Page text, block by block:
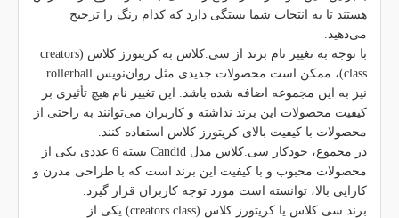
هستند تا به انتخاب شما بستگی دارد که کدام رنگ را ترجیح
می‌دهید.
با توجه به تغییر نام برند از سی.کلاس به کریتورز کلاس (creators
class)، ممکن است محصولات جدیدی مثل روان‌نویس rollerball
نیز به این مجموعه اضافه شده باشد. این تغییر نام هیچ تأثیری بر
کیفیت محصولات این برند نداشته و کاربران می‌توانند به راحتی از
محصولات با کیفیت بالای کریتورز کلاس استفاده کنند.
در مجموع، خودکار سی.کلاس مدل Candid بسته 6 عددی یکی از
محصولات محبوب و با کیفیت این برند است که با طراحی مدرن و
کارایی بالا، توانسته است مورد توجه کاربران قرار گیرد.
برند سی کلاس یا کریتورز کلاس (creators class) یکی از